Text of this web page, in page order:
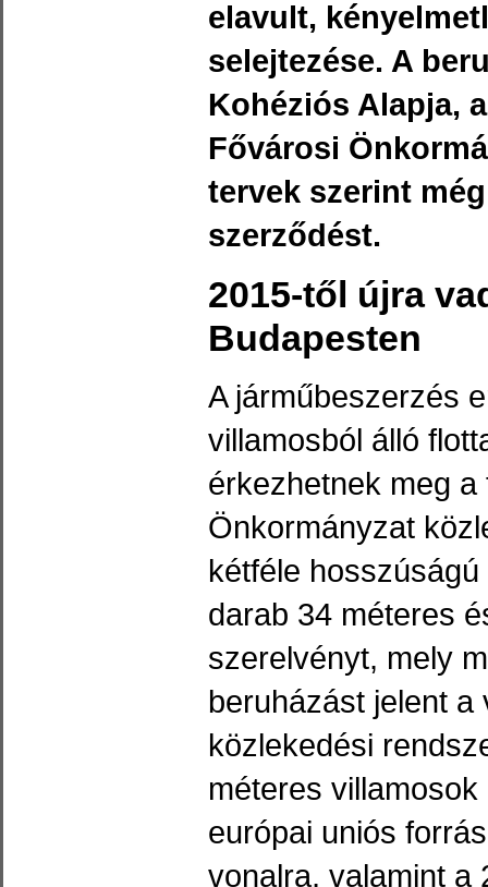
elavult,
selejtezése. A
Kohéziós Alapja,
Fővárosi
tervek szerint
szerződést.
2015-től újra
Budapesten
A járműbeszerzés
villamosból álló
érkezhetnek meg
Önkormányzat
kétféle
darab 34 méteres
szerelvényt, mely
beruházást jelent
közlekedési
méteres
európai uniós
vonalra, valamint a